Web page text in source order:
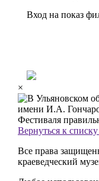
Вход на показ
×
Вернуться к
Все права
краеведческий